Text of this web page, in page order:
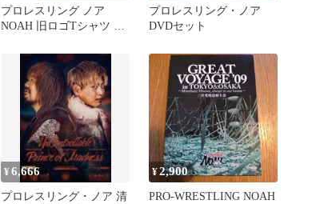
プロレスリング ノア
NOAH 旧ロゴTシャツ 紺
プロレスリング・ノア
DVDセット
¥6,666
プロレスリング・ノア 清
¥2,900
PRO-WRESTLING NOAH